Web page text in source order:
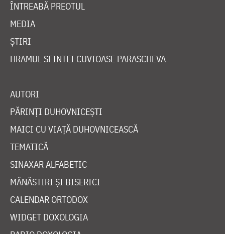
ÎNTREABĂ PREOTUL
MEDIA
ȘTIRI
HRAMUL SFINTEI CUVIOASE PARASCHEVA
AUTORI
PĂRINȚI DUHOVNICEȘTI
MAICI CU VIAȚĂ DUHOVNICEASCĂ
TEMATICĂ
SINAXAR ALFABETIC
MĂNĂSTIRI ȘI BISERICI
CALENDAR ORTODOX
WIDGET DOXOLOGIA